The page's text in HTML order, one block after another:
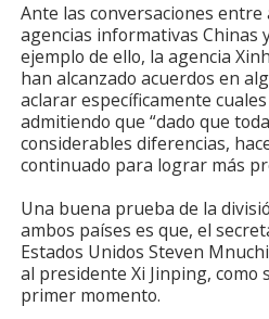
Ante las conversaciones entre
agencias informativas Chinas
ejemplo de ello, la agencia
han alcanzado acuerdos en
aclarar específicamente
admitiendo que “dado que
considerables diferencias,
continuado para lograr más
Una buena prueba de la
ambos países es que, el
Estados Unidos Steven
al presidente Xi Jinping, como
primer momento.